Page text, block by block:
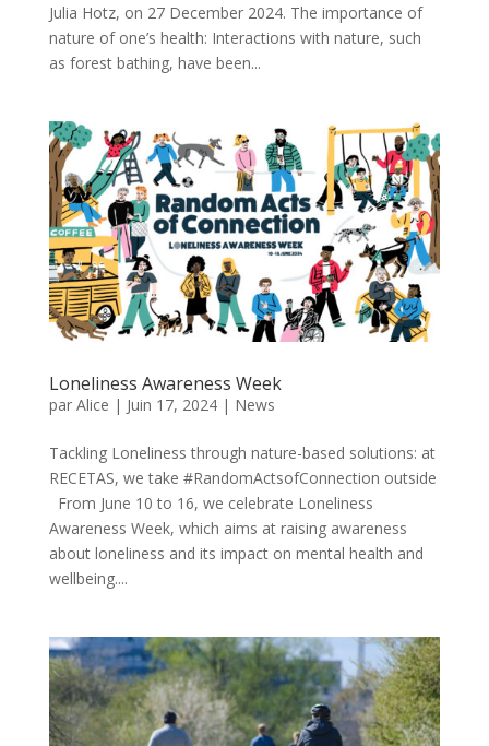
Julia Hotz, on 27 December 2024. The importance of
nature of one’s health: Interactions with nature, such
as forest bathing, have been...
Loneliness Awareness Week
par Alice | Juin 17, 2024| News
Tackling Loneliness through nature-based solutions: at
RECETAS, we take #RandomActsofConnection outside
From June 10 to 16, we celebrate Loneliness
Awareness Week, which aims at raising awareness
about loneliness and its impact on mental health and
wellbeing....